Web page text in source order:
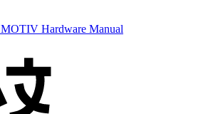
MOTIV Hardware Manual